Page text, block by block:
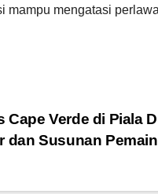
mampu mengatasi
Cape Verde di Piala
dan Susunan Pemain